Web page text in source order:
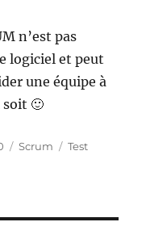
n’est pas
logiciel et peut
une équipe à
🙂
Catégories
Scrum Étiquettes
Test